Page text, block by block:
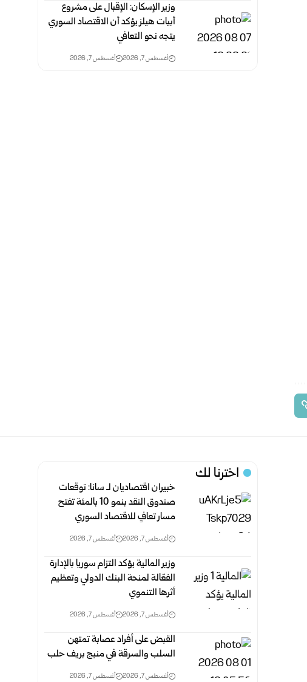
وزير الإسكان: الإقبال على مشروع
أبيات هيلز يؤكد أن الاقتصاد السوري
يتجه نحو التعافي
أغسطس 7, 2026 أغسطس 7, 2026
اخترنا لك
خبيران اقتصاديان لـ سانا: توقعات
صندوق النقد بنمو 10 بالمئة تفتح
مسار تعافٍ للاقتصاد السوري
أغسطس 7, 2026 أغسطس 7, 2026
وزير المالية يؤكد التزام سوريا بالإدارة
الفعّالة لمنحة البنك الدولي وتعظيم
أثرها التنموي
أغسطس 7, 2026 أغسطس 7, 2026
القبض على أفراد عصابة تمتهن
السلب والسرقة في منبج بريف حلب
أغسطس 7, 2026 أغسطس 7, 2026